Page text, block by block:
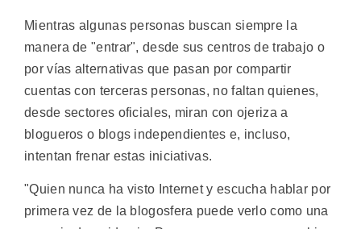
Mientras algunas personas buscan siempre la
manera de "entrar", desde sus centros de trabajo o
por vías alternativas que pasan por compartir
cuentas con terceras personas, no faltan quienes,
desde sectores oficiales, miran con ojeriza a
blogueros o blogs independientes e, incluso,
intentan frenar estas iniciativas.
"Quien nunca ha visto Internet y escucha hablar por
primera vez de la blogosfera puede verlo como una